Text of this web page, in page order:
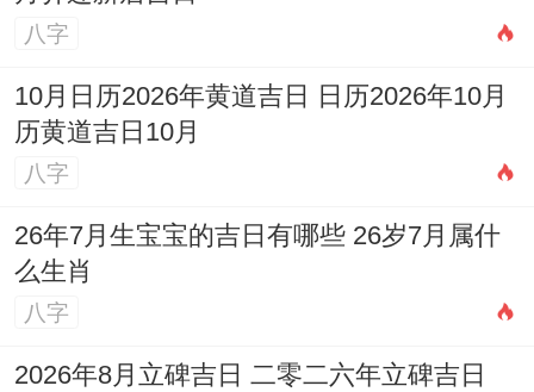
忌不顾冲煞
：假设某日冲你的生肖；或者煞
像…一样「冲牛煞西」的日子，属牛的人不
宜重大举措，且西方不宜动土。
忌行事与日课相违
：黄历上明确注明「忌」
的事件就不要去做，比如忌结婚的日子勉强
八字
10月日历2026年黄道吉日 日历2026年10月
历黄道吉日10月
八字
26年7月生宝宝的吉日有哪些 26岁7月属什
么生肖
八字
2026年8月立碑吉日 二零二六年立碑吉日